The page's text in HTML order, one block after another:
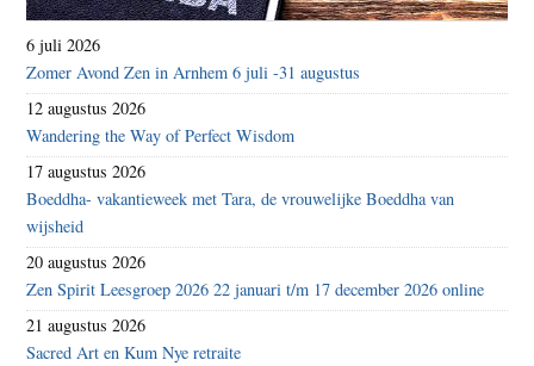
6 juli 2026
Zomer Avond Zen in Arnhem 6 juli -31 augustus
12 augustus 2026
Wandering the Way of Perfect Wisdom
17 augustus 2026
Boeddha- vakantieweek met Tara, de vrouwelijke Boeddha van
wijsheid
20 augustus 2026
Zen Spirit Leesgroep 2026 22 januari t/m 17 december 2026 online
21 augustus 2026
Sacred Art en Kum Nye retraite